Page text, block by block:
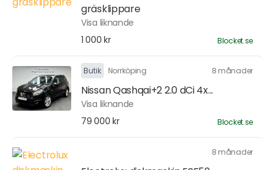
gräsklippare
Visa liknande
1 000 kr
Blocket.se
Butik Norrköping 8 månader
Nissan Qashqai+2 2.0 dCi 4x...
Visa liknande
79 000 kr
Blocket.se
8 månader